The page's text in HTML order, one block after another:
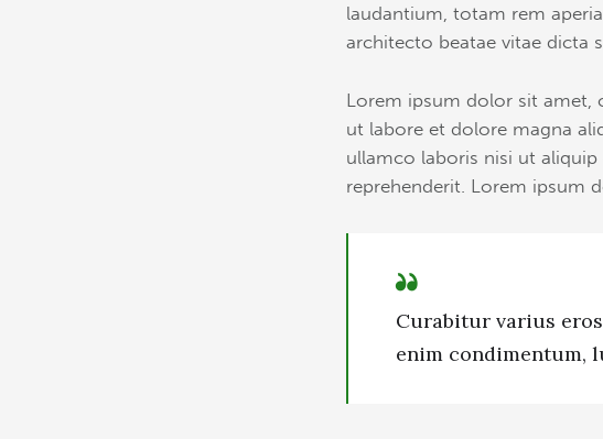
laudantium, totam rem
architecto beatae vitae dicta
Lorem ipsum dolor sit amet,
ut labore et dolore magna
ullamco laboris nisi ut
reprehenderit. Lorem ipsum
Curabitur varius
enim condimentum,